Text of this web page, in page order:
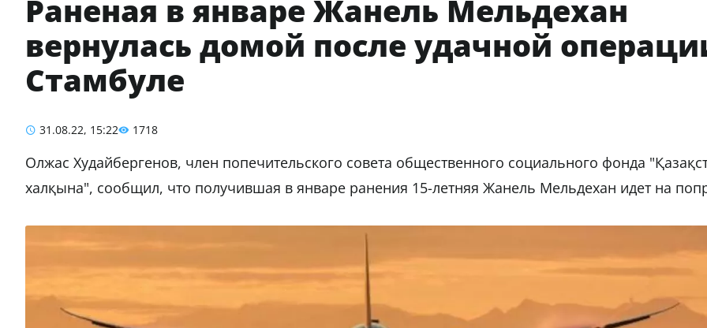
Раненая в январе Жанель Мельдехан
вернулась домой после удачной
Стамбуле
31.08.22, 15:22 1718
Олжас Худайбергенов, член попечительского совета общественного социального фонда
халқына", сообщил, что получившая в январе ранения 15-летняя Жанель Мельдехан идет на